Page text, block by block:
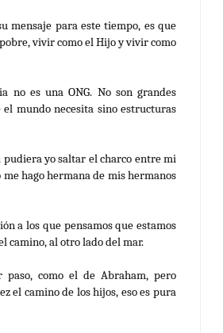
mensaje para este tiempo, es que
vivir como el Hijo y vivir como
no es una ONG. No son grandes
mundo necesita sino estructuras
pudiera yo saltar el charco entre mi
hago hermana de mis hermanos
a los que pensamos que estamos
camino, al otro lado del mar.
como el de Abraham, pero
el camino de los hijos, eso es pura